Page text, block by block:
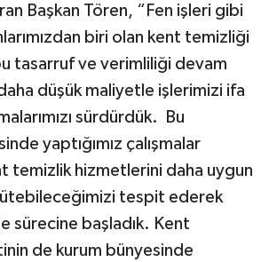
Başkan Tören, “Fen işleri gibi
biri olan kent temizliği
tasarruf ve verimliliği devam
düşük maliyetle işlerimizi ifa
sürdürdük. Bu
yaptığımız çalışmalar
temizlik hizmetlerini daha uygun
tespit ederek
sürecine başladık. Kent
de kurum bünyesinde